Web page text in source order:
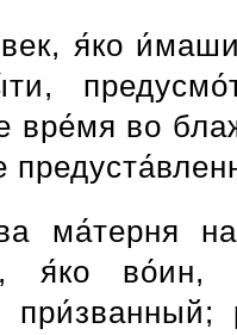
я́ко
вре́мя во
ма́терня
я́ко во́ин,